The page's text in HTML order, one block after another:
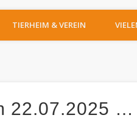
TIERHEIM & VEREIN
22.07.2025